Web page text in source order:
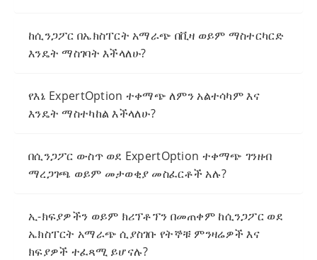
ከሲንጋፖር በኤክስፐርት አማራጭ በቪዛ ወይም ማስተርካርድ
እንዴት ማስገባት እችላለሁ?
የእኔ ExpertOption ተቀማጭ ለምን አልተሳካም እና
እንዴት ማስተካከል እችላለሁ?
በሲንጋፖር ውስጥ ወደ ExpertOption ተቀማጭ ገንዘብ
ማረጋገጫ ወይም መታወቂያ መስፈርቶች አሉ?
ኢ-ክፍያዎችን ወይም ክሪፕቶፕን በመጠቀም ከሲንጋፖር ወደ
ኤክስፐርት አማራጭ ሲያስገቡ የትኞቹ ምንዛሬዎች እና
ክፍያዎች ተፈጻሚ ይሆናሉ?